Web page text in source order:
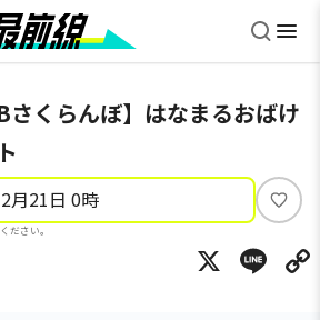
さくらんぼ】はなまるおばけ
月21日 0時
ださい。
い
ね
X